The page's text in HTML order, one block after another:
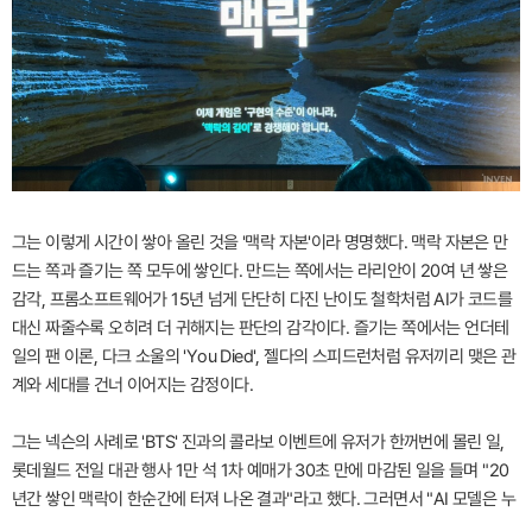
그는 이렇게 시간이 쌓아 올린 것을 '맥락 자본'이라 명명했다. 맥락 자본은 만
드는 쪽과 즐기는 쪽 모두에 쌓인다. 만드는 쪽에서는 라리안이 20여 년 쌓은
감각, 프롬소프트웨어가 15년 넘게 단단히 다진 난이도 철학처럼 AI가 코드를
대신 짜줄수록 오히려 더 귀해지는 판단의 감각이다. 즐기는 쪽에서는 언더테
일의 팬 이론, 다크 소울의 'You Died', 젤다의 스피드런처럼 유저끼리 맺은 관
계와 세대를 건너 이어지는 감정이다.
그는 넥슨의 사례로 'BTS' 진과의 콜라보 이벤트에 유저가 한꺼번에 몰린 일,
롯데월드 전일 대관 행사 1만 석 1차 예매가 30초 만에 마감된 일을 들며 "20
년간 쌓인 맥락이 한순간에 터져 나온 결과"라고 했다. 그러면서 "AI 모델은 누